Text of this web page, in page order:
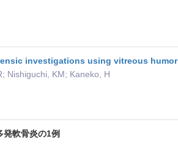
investigations using vitreous humor
Nishiguchi, KM; Kaneko, H
軟骨炎の1例